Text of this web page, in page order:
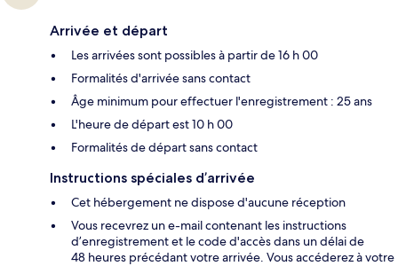
Arrivée et départ
Les arrivées sont possibles à partir de 16 h 00
Formalités d'arrivée sans contact
Âge minimum pour effectuer l'enregistrement : 25 ans
L'heure de départ est 10 h 00
Formalités de départ sans contact
Instructions spéciales d’arrivée
Cet hébergement ne dispose d'aucune réception
Vous recevrez un e-mail contenant les instructions
d’enregistrement et le code d'accès dans un délai de
48 heures précédant votre arrivée. Vous accéderez à votre